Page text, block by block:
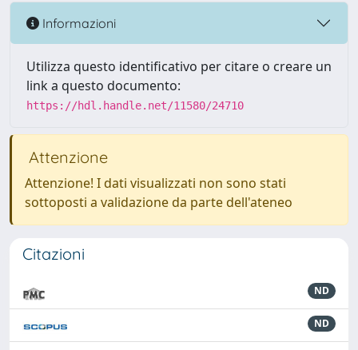
Informazioni
Utilizza questo identificativo per citare o creare un
link a questo documento:
https://hdl.handle.net/11580/24710
Attenzione
Attenzione! I dati visualizzati non sono stati
sottoposti a validazione da parte dell'ateneo
Citazioni
ND
ND